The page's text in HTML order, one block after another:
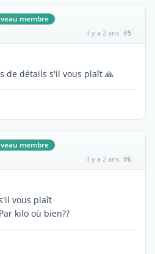
membre
il y a 2 ans #5
de détails s'il vous plaît 🙏
membre
il y a 2 ans #6
vous plaît
kilo où bien??